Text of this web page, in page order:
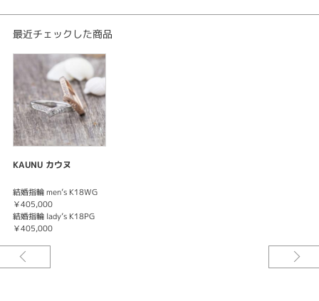
最近チェックした商品
KAUNU カウヌ
結婚指輪 men’s K18WG
￥405,000
結婚指輪 lady’s K18PG
￥405,000